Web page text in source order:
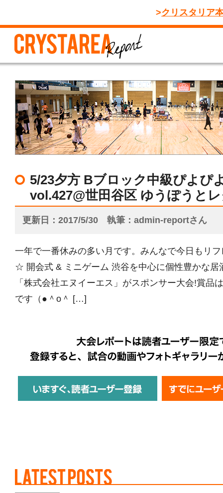
クリスタリア
5/23夕方 Bブロック中級ぴよぴ
vol.427@世田谷区 ゆうぽうと
更新日 2017/5/30 執筆 admin-reportさん
一年で一番休みの多い月です。みんなで今日もリ
☆ 開会式 & ミニゲーム 渋谷を中心に個性豊かな居
「株式会社エヌイーエス」がスポンサー大会!賞品
です（●＾o＾ […]